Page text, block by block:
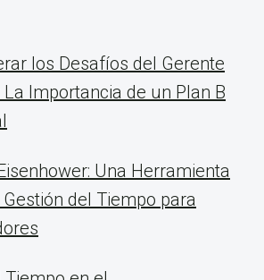
los Desafíos del Gerente
Importancia de un Plan B
Una Herramienta
del Tiempo para